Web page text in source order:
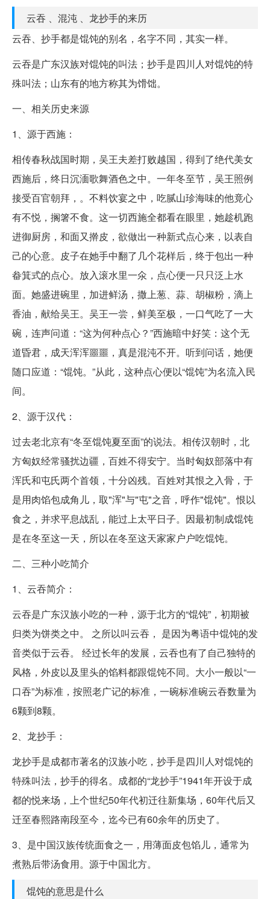
云吞 、混沌 、龙抄手的来历
云吞、抄手都是馄饨的别名，名字不同，其实一样。
云吞是广东汉族对馄饨的叫法；抄手是四川人对馄饨的特
殊叫法；山东有的地方称其为馉饳。
一、相关历史来源
1、源于西施：
相传春秋战国时期，吴王夫差打败越国，得到了绝代美女
西施后，终日沉湎歌舞酒色之中。一年冬至节，吴王照例
接受百官朝拜，。不料饮宴之中，吃腻山珍海味的他竟心
有不悦，搁箸不食。这一切西施全都看在眼里，她趁机跑
进御厨房，和面又擀皮，欲做出一种新式点心来，以表自
己的心意。皮子在她手中翻了几个花样后，终于包出一种
畚箕式的点心。放入滚水里一氽，点心便一只只泛上水
面。她盛进碗里，加进鲜汤，撒上葱、蒜、胡椒粉，滴上
香油，献给吴王。吴王一尝，鲜美至极，一口气吃了一大
碗，连声问道：“这为何种点心？”西施暗中好笑：这个无
道昏君，成天浑浑噩噩，真是混沌不开。听到问话，她便
随口应道：“馄饨。”从此，这种点心便以“馄饨”为名流入民
间。
2、源于汉代：
过去老北京有“冬至馄饨夏至面”的说法。相传汉朝时，北
方匈奴经常骚扰边疆，百姓不得安宁。当时匈奴部落中有
浑氏和屯氏两个首领，十分凶残。百姓对其恨之入骨，于
是用肉馅包成角儿，取"浑"与"屯"之音，呼作"馄饨"。恨以
食之，并求平息战乱，能过上太平日子。因最初制成馄饨
是在冬至这一天，所以在冬至这天家家户户吃馄饨。
二、三种小吃简介
1、云吞简介：
云吞是广东汉族小吃的一种，源于北方的“馄饨”，初期被
归类为饼类之中。 之所以叫云吞， 是因为粤语中馄饨的发
音类似于云吞。 经过长年的发展，云吞也有了自己独特的
风格，外皮以及里头的馅料都跟馄饨不同。大小一般以“一
口吞”为标准，按照老广记的标准，一碗标准碗云吞数量为
6颗到8颗。
2、龙抄手：
龙抄手是成都市著名的汉族小吃，抄手是四川人对馄饨的
特殊叫法，抄手的得名。成都的“龙抄手”1941年开设于成
都的悦来场，上个世纪50年代初迁往新集场，60年代后又
迁至春熙路南段至今，迄今已有60余年的历史了。
3、是中国汉族传统面食之一，用薄面皮包馅儿，通常为
煮熟后带汤食用。源于中国北方。
馄饨的意思是什么